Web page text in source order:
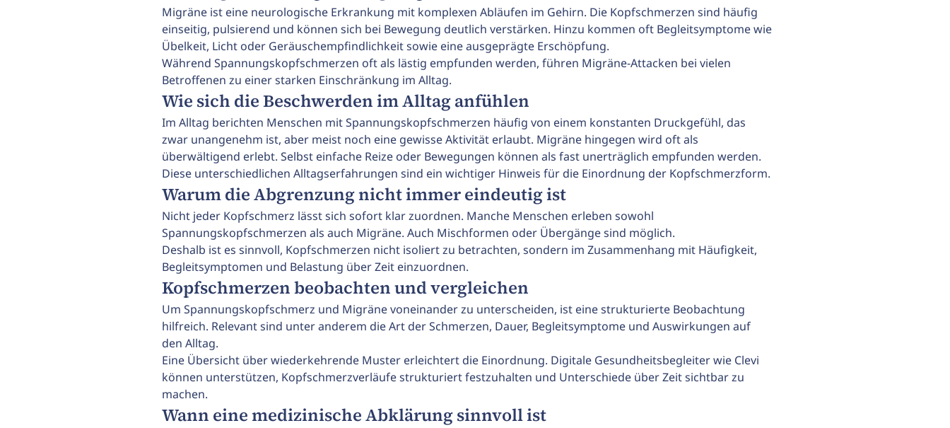
Migräne ist eine neurologische Erkrankung mit komplexen Abläufen im Gehirn. Die Kopfschmerzen sind häufig
einseitig, pulsierend und können sich bei Bewegung deutlich verstärken. Hinzu kommen oft Begleitsymptome wie
Übelkeit, Licht oder Geräuschempfindlichkeit sowie eine ausgeprägte Erschöpfung.
Während Spannungskopfschmerzen oft als lästig empfunden werden, führen Migräne-Attacken bei vielen
Betroffenen zu einer starken Einschränkung im Alltag.
Wie sich die Beschwerden im Alltag anfühlen
Im Alltag berichten Menschen mit Spannungskopfschmerzen häufig von einem konstanten Druckgefühl, das
zwar unangenehm ist, aber meist noch eine gewisse Aktivität erlaubt. Migräne hingegen wird oft als
überwältigend erlebt. Selbst einfache Reize oder Bewegungen können als fast unerträglich empfunden werden.
Diese unterschiedlichen Alltagserfahrungen sind ein wichtiger Hinweis für die Einordnung der Kopfschmerzform.
Warum die Abgrenzung nicht immer eindeutig ist
Nicht jeder Kopfschmerz lässt sich sofort klar zuordnen. Manche Menschen erleben sowohl
Spannungskopfschmerzen als auch Migräne. Auch Mischformen oder Übergänge sind möglich.
Deshalb ist es sinnvoll, Kopfschmerzen nicht isoliert zu betrachten, sondern im Zusammenhang mit Häufigkeit,
Begleitsymptomen und Belastung über Zeit einzuordnen.
Kopfschmerzen beobachten und vergleichen
Um Spannungskopfschmerz und Migräne voneinander zu unterscheiden, ist eine strukturierte Beobachtung
hilfreich. Relevant sind unter anderem die Art der Schmerzen, Dauer, Begleitsymptome und Auswirkungen auf
den Alltag.
Eine Übersicht über wiederkehrende Muster erleichtert die Einordnung. Digitale Gesundheitsbegleiter wie Clevi
können unterstützen, Kopfschmerzverläufe strukturiert festzuhalten und Unterschiede über Zeit sichtbar zu
machen.
Wann eine medizinische Abklärung sinnvoll ist